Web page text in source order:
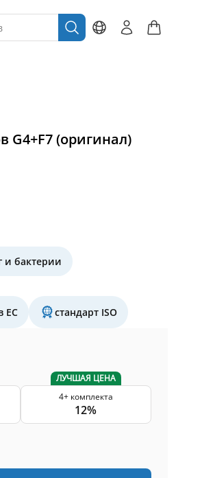
G4+F7 (оригинал)
и бактерии
ЕС стандарт ISO
ЛУЧШАЯ ЦЕНА
4+ комплекта
12%